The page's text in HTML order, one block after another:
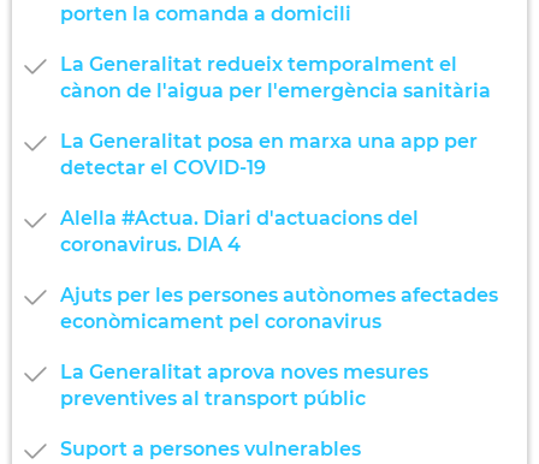
porten la comanda a domicili
La Generalitat redueix temporalment el
cànon de l'aigua per l'emergència sanitària
La Generalitat posa en marxa una app per
detectar el COVID-19
Alella #Actua. Diari d'actuacions del
coronavirus. DIA 4
Ajuts per les persones autònomes afectades
econòmicament pel coronavirus
La Generalitat aprova noves mesures
preventives al transport públic
Suport a persones vulnerables